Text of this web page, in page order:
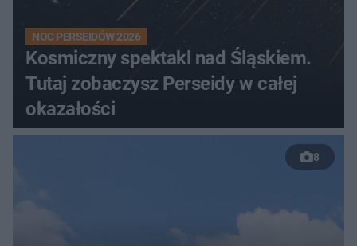
NOC PERSEIDÓW 2026
Kosmiczny spektakl nad Śląskiem.
Tutaj zobaczysz Perseidy w całej
okazałości
8